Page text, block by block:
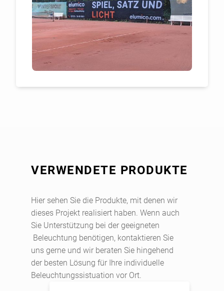
VERWENDETE PRODUKTE
Hier sehen Sie die Produkte, mit denen wir
dieses Projekt realisiert haben. Wenn auch
Sie Unterstützung bei der geeigneten
Beleuchtung benötigen, kontaktieren Sie
uns gerne und wir beraten Sie hingehend
der besten Lösung für Ihre individuelle
Beleuchtungssistuation vor Ort.